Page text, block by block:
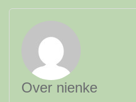
Over nienke